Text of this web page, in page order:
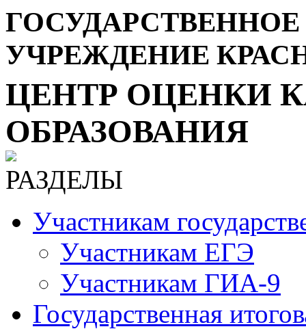
УЧРЕЖДЕНИЕ
ЦЕНТР ОЦЕНКИ
ОБРАЗОВАНИЯ
РАЗДЕЛЫ
Участникам
Участникам ЕГЭ
Участникам ГИА-9
Государственная